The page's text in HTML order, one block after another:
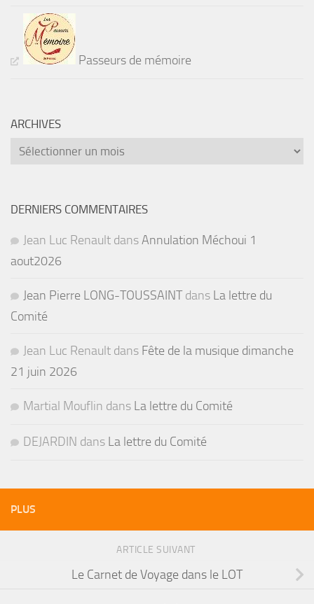
Passeurs de mémoire
ARCHIVES
Archives
DERNIERS COMMENTAIRES
Jean Luc Renault dansAnnulation Méchoui 1
aout2026
Jean Pierre LONG-TOUSSAINTdans La lettre du
Comité
Jean Luc Renault dans Fête de la musique dimanche
21 juin 2026
Martial Mouflin dans La lettre du Comité
DEJARDIN dans La lettre du Comité
PLUS
ARTICLE SUIVANT
Le Carnet de Voyage dans le LOT